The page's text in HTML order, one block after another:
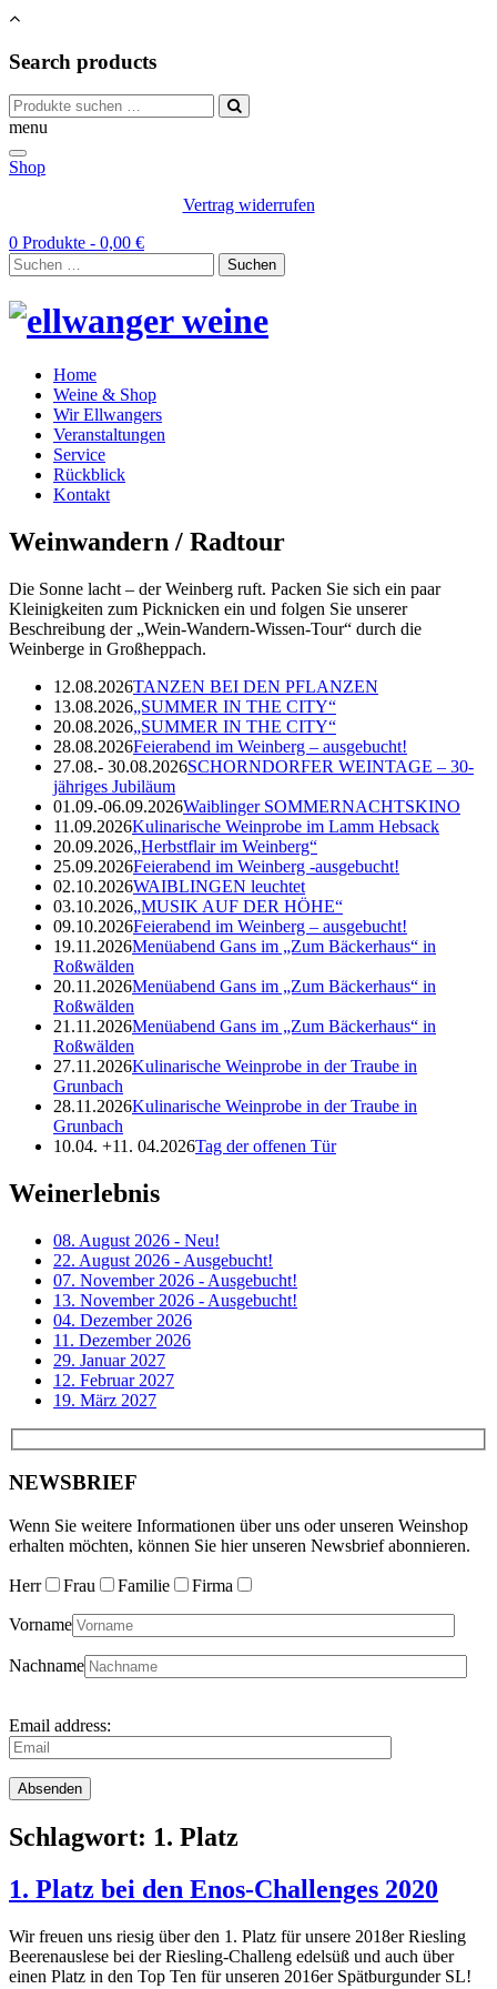
Search products
Suchen
nach:
menu
Shop
Vertrag widerrufen
0 Produkte - 0,00 €
Suchen
nach:
Home
Weine & Shop
Wir Ellwangers
Veranstaltungen
Service
Rückblick
Kontakt
Weinwandern / Radtour
Die Sonne lacht – der Weinberg ruft. Packen Sie sich ein paar
Kleinigkeiten zum Picknicken ein und folgen Sie unserer
Beschreibung der „Wein-Wandern-Wissen-Tour“ durch die
Weinberge in Großheppach.
12.08.2026TANZEN BEI DEN PFLANZEN
13.08.2026„SUMMER IN THE CITY“
20.08.2026„SUMMER IN THE CITY“
28.08.2026Feierabend im Weinberg – ausgebucht!
27.08.- 30.08.2026SCHORNDORFER WEINTAGE – 30-
jähriges Jubiläum
01.09.-06.09.2026Waiblinger SOMMERNACHTSKINO
11.09.2026Kulinarische Weinprobe im Lamm Hebsack
20.09.2026„Herbstflair im Weinberg“
25.09.2026Feierabend im Weinberg -ausgebucht!
02.10.2026WAIBLINGEN leuchtet
03.10.2026„MUSIK AUF DER HÖHE“
09.10.2026Feierabend im Weinberg – ausgebucht!
19.11.2026Menüabend Gans im „Zum Bäckerhaus“ in
Roßwälden
20.11.2026Menüabend Gans im „Zum Bäckerhaus“ in
Roßwälden
21.11.2026Menüabend Gans im „Zum Bäckerhaus“ in
Roßwälden
27.11.2026Kulinarische Weinprobe in der Traube in
Grunbach
28.11.2026Kulinarische Weinprobe in der Traube in
Grunbach
10.04. +11. 04.2026Tag der offenen Tür
Weinerlebnis
08. August 2026 - Neu!
22. August 2026 - Ausgebucht!
07. November 2026 - Ausgebucht!
13. November 2026 - Ausgebucht!
04. Dezember 2026
11. Dezember 2026
29. Januar 2027
12. Februar 2027
19. März 2027
NEWSBRIEF
Wenn Sie weitere Informationen über uns oder unseren Weinshop
erhalten möchten, können Sie hier unseren Newsbrief abonnieren.
Herr Frau Familie Firma
Vorname
Nachname
Email address:
Schlagwort: 1. Platz
1. Platz bei den Enos-Challenges 2020
Wir freuen uns riesig über den 1. Platz für unsere 2018er Riesling
Beerenauslese bei der Riesling-Challeng edelsüß und auch über
einen Platz in den Top Ten für unseren 2016er Spätburgunder SL!